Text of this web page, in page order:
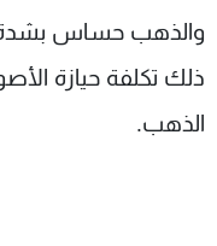
والذهب حساس بشدة
ذلك تكلفة حيازة
الذهب.